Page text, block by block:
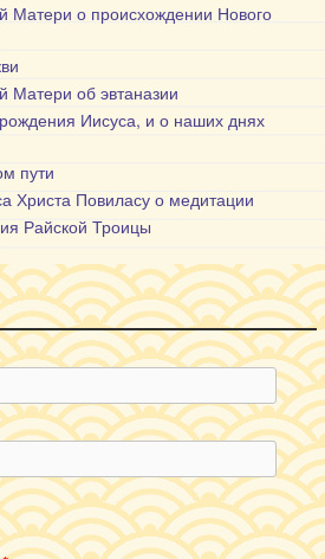
Матери о происхождении Нового
Матери об эвтаназии
Иисуса, и о наших днях
пути
Христа Повиласу о медитации
Райской Троицы